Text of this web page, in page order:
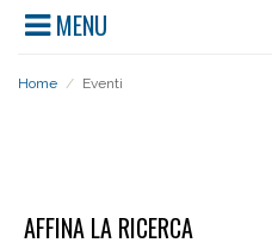
MENU
Home / Eventi
AFFINA LA RICERCA